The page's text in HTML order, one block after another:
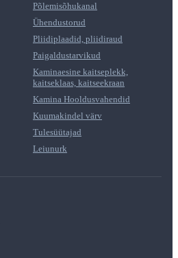
Põlemisõhukanal
Ühendustorud
Pliidiplaadid, pliidiraud
Paigaldustarvikud
Kaminaesine kaitseplekk,
kaitseklaas, kaitseekraan
Kamina Hooldusvahendid
Kuumakindel värv
Tulesüütajad
Leiunurk